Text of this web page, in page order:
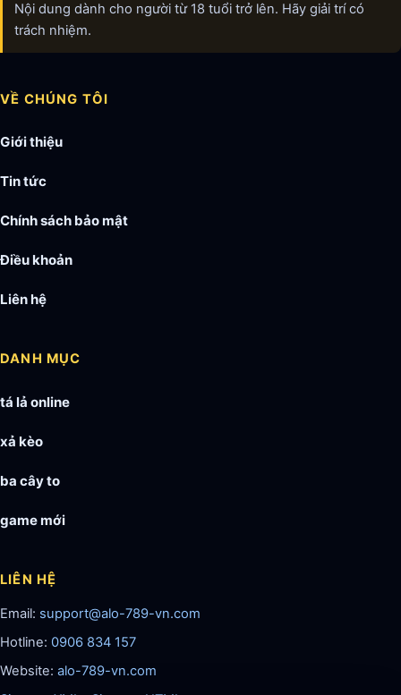
Nội dung dành cho người từ 18 tuổi trở lên. Hãy giải trí có
trách nhiệm.
VỀ CHÚNG TÔI
Giới thiệu
Tin tức
Chính sách bảo mật
Điều khoản
Liên hệ
DANH MỤC
tá lả online
xả kèo
ba cây to
game mới
LIÊN HỆ
Email: support@alo-789-vn.com
Hotline: 0906 834 157
Website: alo-789-vn.com